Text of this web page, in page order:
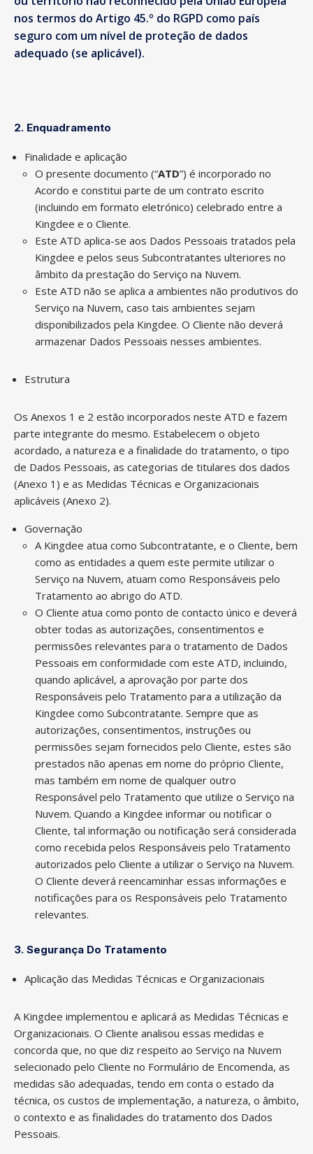
nos termos do Artigo 45.º do RGPD como país
seguro com um nível de proteção de dados
adequado (se aplicável).
2. Enquadramento
Finalidade e aplicação
O presente documento (“ATD”) é incorporado no
Acordo e constitui parte de um contrato escrito
(incluindo em formato eletrónico) celebrado entre a
Kingdee e o Cliente.
Este ATD aplica-se aos Dados Pessoais tratados pela
Kingdee e pelos seus Subcontratantes ulteriores no
âmbito da prestação do Serviço na Nuvem.
Este ATD não se aplica a ambientes não produtivos do
Serviço na Nuvem, caso tais ambientes sejam
disponibilizados pela Kingdee. O Cliente não deverá
armazenar Dados Pessoais nesses ambientes.
Estrutura
Os Anexos 1 e 2 estão incorporados neste ATD e fazem
parte integrante do mesmo. Estabelecem o objeto
acordado, a natureza e a finalidade do tratamento, o tipo
de Dados Pessoais, as categorias de titulares dos dados
(Anexo 1) e as Medidas Técnicas e Organizacionais
aplicáveis (Anexo 2).
Governação
A Kingdee atua como Subcontratante, e o Cliente, bem
como as entidades a quem este permite utilizar o
Serviço na Nuvem, atuam como Responsáveis pelo
Tratamento ao abrigo do ATD.
O Cliente atua como ponto de contacto único e deverá
obter todas as autorizações, consentimentos e
permissões relevantes para o tratamento de Dados
Pessoais em conformidade com este ATD, incluindo,
quando aplicável, a aprovação por parte dos
Responsáveis pelo Tratamento para a utilização da
Kingdee como Subcontratante. Sempre que as
autorizações, consentimentos, instruções ou
permissões sejam fornecidos pelo Cliente, estes são
prestados não apenas em nome do próprio Cliente,
mas também em nome de qualquer outro
Responsável pelo Tratamento que utilize o Serviço na
Nuvem. Quando a Kingdee informar ou notificar o
Cliente, tal informação ou notificação será considerada
como recebida pelos Responsáveis pelo Tratamento
autorizados pelo Cliente a utilizar o Serviço na Nuvem.
O Cliente deverá reencaminhar essas informações e
notificações para os Responsáveis pelo Tratamento
relevantes.
3. Segurança Do Tratamento
Aplicação das Medidas Técnicas e Organizacionais
A Kingdee implementou e aplicará as Medidas Técnicas e
Organizacionais. O Cliente analisou essas medidas e
concorda que, no que diz respeito ao Serviço na Nuvem
selecionado pelo Cliente no Formulário de Encomenda, as
medidas são adequadas, tendo em conta o estado da
técnica, os custos de implementação, a natureza, o âmbito,
o contexto e as finalidades do tratamento dos Dados
Pessoais.